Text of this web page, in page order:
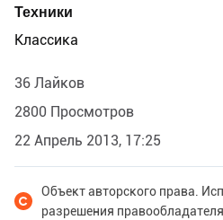
Техники
Классика
36 Лайков
2800 Просмотров
22 Апрель 2013, 17:25
Объект авторского права.
разрешения